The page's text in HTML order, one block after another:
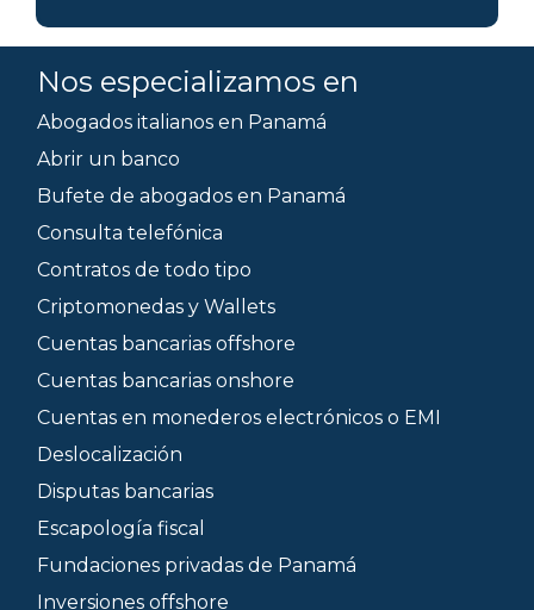
Nos especializamos en
Abogados italianos en Panamá
Abrir un banco
Bufete de abogados en Panamá
Consulta telefónica
Contratos de todo tipo
Criptomonedas y Wallets
Cuentas bancarias offshore
Cuentas bancarias onshore
Cuentas en monederos electrónicos o EMI
Deslocalización
Disputas bancarias
Escapología fiscal
Fundaciones privadas de Panamá
Inversiones offshore